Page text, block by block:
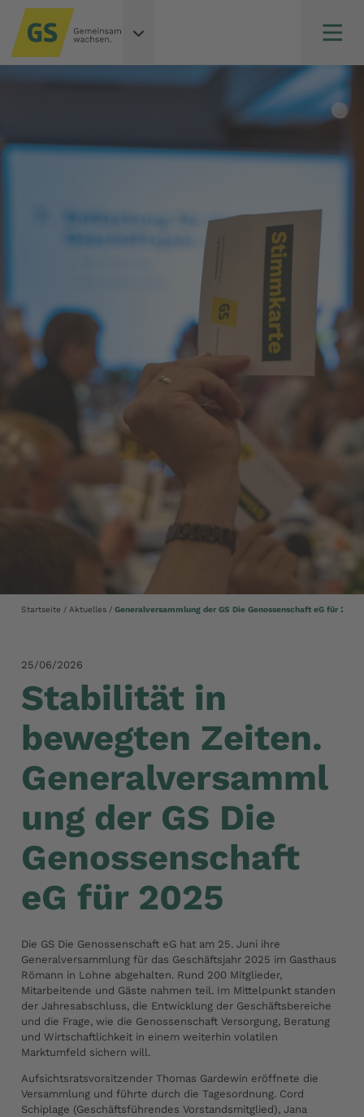
Startseite Aktuelles Generalversammlung der GS Die Genossenschaft eG für 2025
25/06/2026
Stabilität in
bewegten Zeiten.
Generalversamml
ung der GS Die
Genossenschaft
eG für 2025
Die GS Die Genossenschaft eG hat am 25. Juni ihre
Generalversammlung für das Geschäftsjahr 2025 im Gasthaus
Römann in Lohne abgehalten. Rund 200 Mitglieder,
Mitarbeitende und Gäste nahmen teil. Im Mittelpunkt standen
der Jahresabschluss, die Entwicklung der Geschäftsbereiche
und die Frage, wie die Genossenschaft Versorgung, Beratung
und Wirtschaftlichkeit in einem weiterhin volatilen
Marktumfeld sichern will.
Aufsichtsratsvorsitzender Thomas Gardewin eröffnete die
Versammlung und führte durch die Tagesordnung. Cord
Schiplage (Geschäftsführendes Vorstandsmitglied), Jana